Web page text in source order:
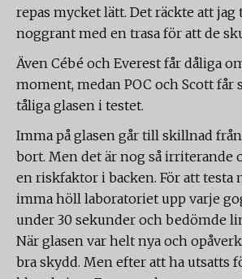
repas mycket lätt. Det räckte att jag
noggrant med en trasa för att de
Även Cébé och Everest får dåliga
moment, medan POC och Scott får
tåliga glasen i testet.
Imma på glasen går till skillnad
bort. Men det är nog så irriterande
en riskfaktor i backen. För att testa
imma höll laboratoriet upp varje
under 30 sekunder och bedömde
När glasen var helt nya och
bra skydd. Men efter att ha utsatts